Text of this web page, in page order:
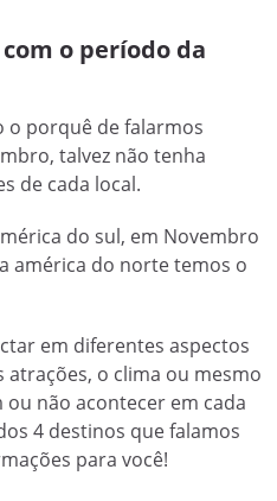
o período da
o porquê de falarmos
talvez não tenha
de cada local.
do sul, em Novembro
américa do norte temos o
em diferentes aspectos
o clima ou mesmo
não acontecer em cada
4 destinos que falamos
para você!